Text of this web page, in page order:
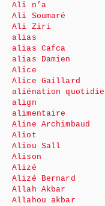
Ali n’a
Ali Soumaré
Ali Ziri
alias
alias Cafca
alias Damien
Alice
Alice Gaillard
aliénation
align
alimentaire
Aline Archimbaud
Aliot
Aliou Sall
Alison
Alizé
Alizé Bernard
Allah Akbar
Allahou akbar